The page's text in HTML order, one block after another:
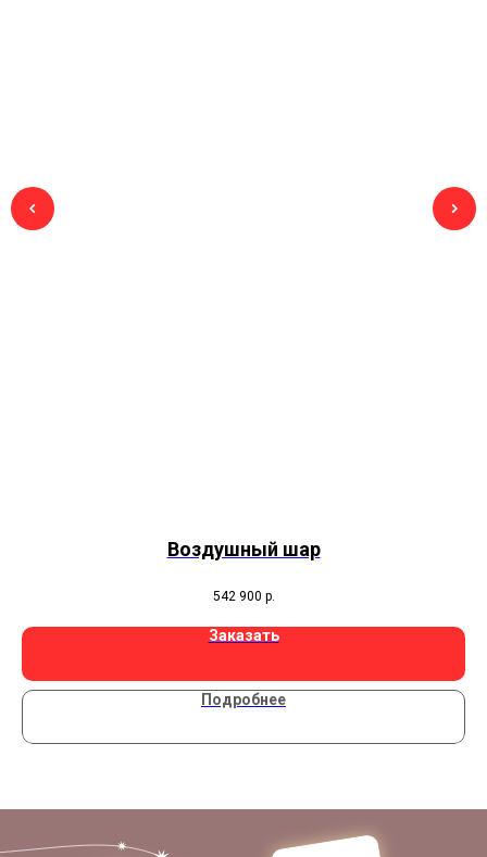
Воздушный шар
542 900 р.
Заказать
Подробнее